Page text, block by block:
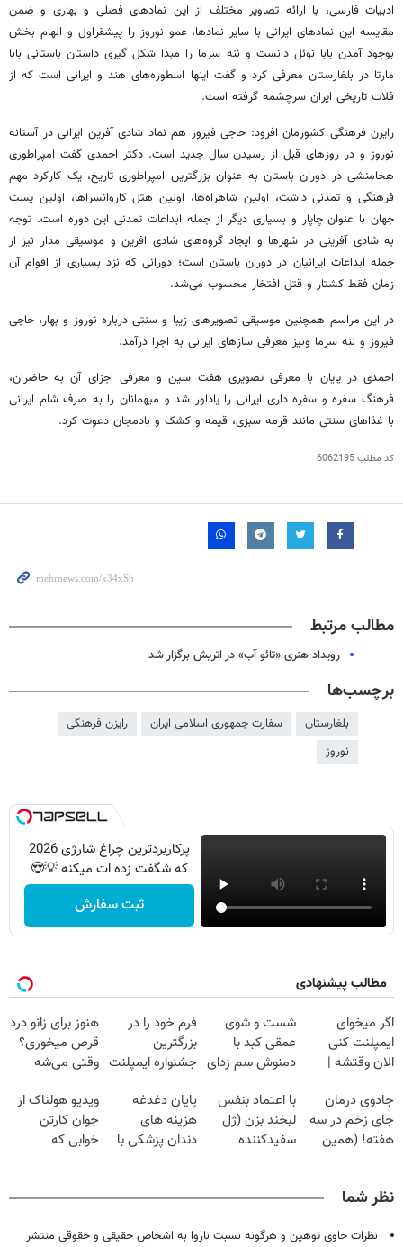
ادبیات فارسی، با ارائه تصاویر مختلف از این نمادهای فصلی و بهاری و ضمن
مقایسه این نمادهای ایرانی با سایر نمادها، عمو نوروز را پیشقراول و الهام بخش
بوجود آمدن بابا نوئل دانست و ننه سرما را مبدا شکل گیری داستان باستانی بابا
مارتا در بلغارستان معرفی کرد و گفت اینها اسطوره‌های هند و ایرانی است که از
فلات تاریخی ایران سرچشمه گرفته است.
رایزن فرهنگی کشورمان افزود: حاجی فیروز هم نماد شادی آفرین ایرانی در آستانه
نوروز و در روزهای قبل از رسیدن سال جدید است. دکتر احمدی گفت امپراطوری
هخامنشی در دوران باستان به عنوان بزرگترین امپراطوری تاریخ، یک کارکرد مهم
فرهنگی و تمدنی داشت، اولین شاهراه‌ها، اولین هتل کاروانسراها، اولین پست
جهان با عنوان چاپار و بسیاری دیگر از جمله ابداعات تمدنی این دوره است. توجه
به شادی آفرینی در شهرها و ایجاد گروه‌های شادی افرین و موسیقی مدار نیز از
جمله ابداعات ایرانیان در دوران باستان است؛ دورانی که نزد بسیاری از اقوام آن
زمان فقط کشتار و قتل افتخار محسوب می‌شد.
در این مراسم همچنین موسیقی تصویرهای زیبا و سنتی درباره نوروز و بهار، حاجی
فیروز و ننه سرما ونیز معرفی سازهای ایرانی به اجرا درآمد.
احمدی در پایان با معرفی تصویری هفت سین و معرفی اجزای آن به حاضران،
فرهنگ سفره و سفره داری ایرانی را یاداور شد و میهمانان را به صرف شام ایرانی
با غذاهای سنتی مانند قرمه سبزی، قیمه و کشک و بادمجان دعوت کرد.
کد مطلب6062195
مطالب مرتبط
رویداد هنری «تائو آب» در اتریش برگزار شد
برچسب‌ها
بلغارستان سفارت جمهوری اسلامی ایران
رایزن فرهنگی
نوروز
پرکاربردترین چراغ شارژی 2026
که شگفت زده ات میکنه 💡😍
ثبت سفارش
مطالب پیشنهادی
اگر میخوای
ایمپلنت کنی
الان وقتشه |
میلیون تومان!!!
شست و شوی
عمقی کبد با
دمنوش سم زدای
فرم خود را در
بزرگترین
جشنواره ایمپلنت
فقط ۲۵ میلیون
هنوز برای زانو درد
قرص میخوری؟
وقتی می‌شه
درمانش کرد؟؟؟؟
جادوی درمان
جای زخم در سه
هفته! (همین
با اعتماد بنفس
لبخند بزن (ژل
سفیدکننده
پایان دغدغه
هزینه های
دندان پزشکی با
ویدیو هولناک از
جوان کارتن
خوابی که
نظر شما
نظرات حاوی توهین و هرگونه نسبت ناروا به اشخاص حقیقی و حقوقی منتشر